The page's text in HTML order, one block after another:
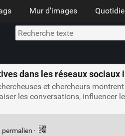
Mur d'images
dans les réseaux sociaux
et chercheurs
les conversations, influencer
permalien ·